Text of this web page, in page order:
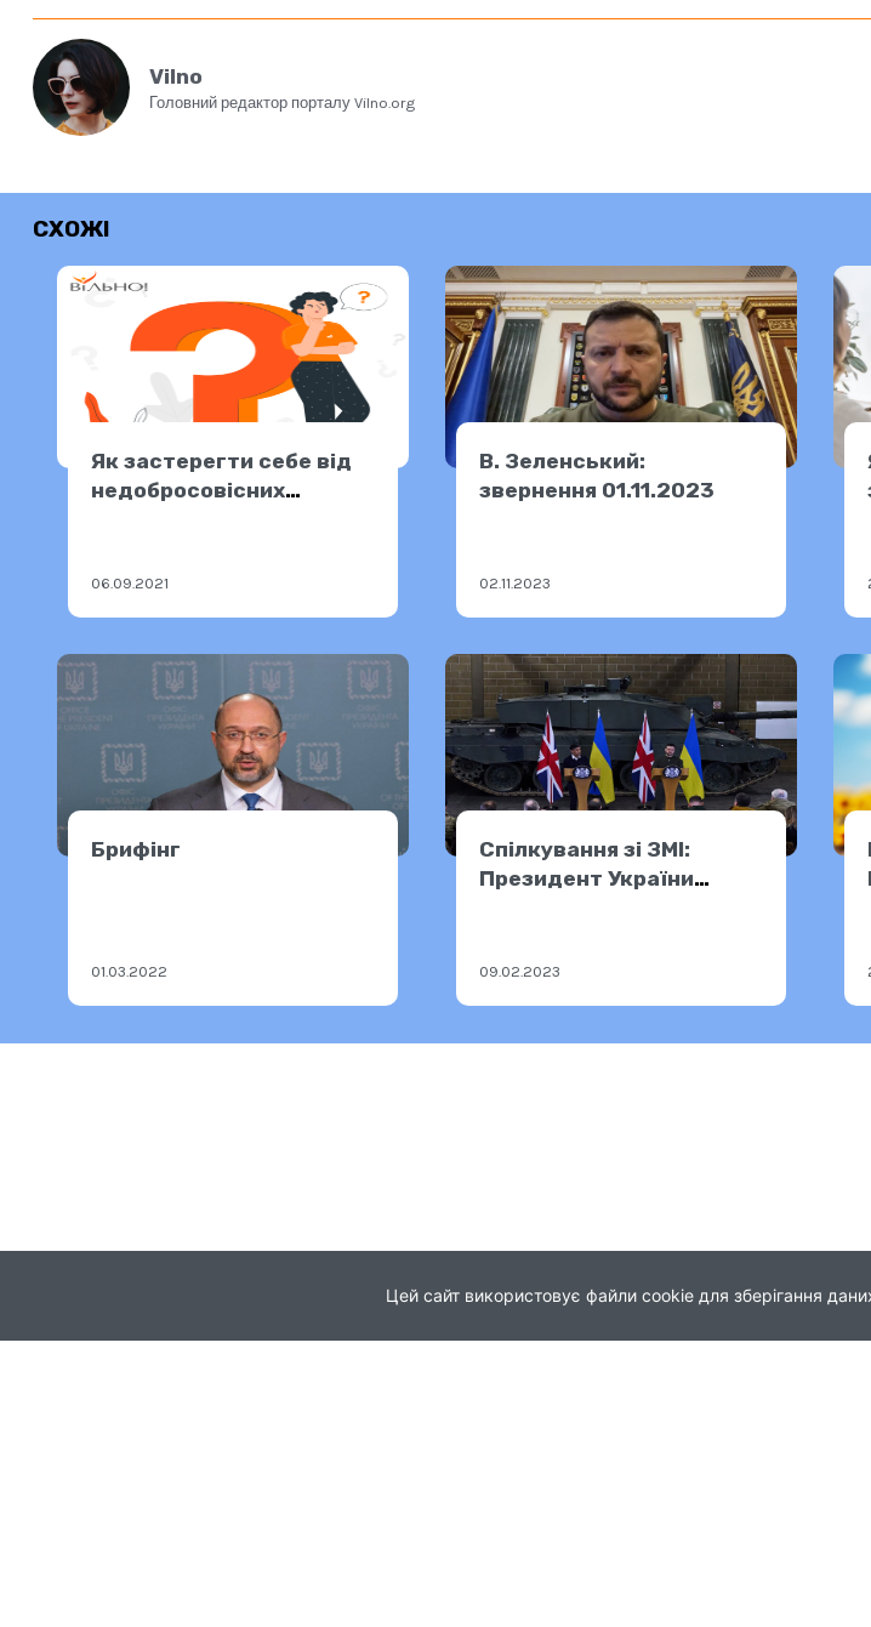
Vilno
Головний редактор порталу Vilno.org
СХОЖІ
Як застерегти себе від
недобросовісних
06.09.2021
В. Зеленський:
звернення 01.11.2023
02.11.2023
Брифінг
01.03.2022
Спілкування зі ЗМІ:
Президент України
Британії Ріші Сунак
09.02.2023
Цей сайт використовує файли cookie для зберігання